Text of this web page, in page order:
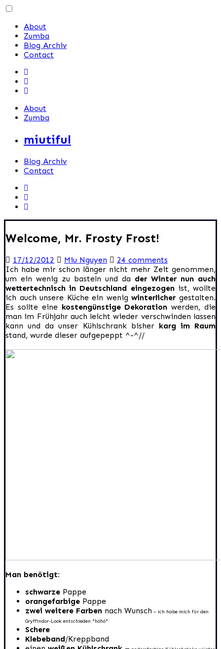
Skip
contentAbout
Zumba
Blog Archiv
Contact
About
Zumba
miutiful
Blog Archiv
Contact
Welcome, Mr. Frosty Frost!
17/12/2012 Miu Nguyen
24 comments
Ich habe mir schon länger nicht mehr Zeit genommen,
um ein wenig zu basteln und da der Winter nun auch
wettertechnisch in Deutschland eingezogen ist, wollte
ich auch unsere Küche ein wenigwinterlicher gestalten.
Es sollte eine kostengünstige Dekoration werden, die
man im Frühjahr auch leicht wieder verschwinden lassen
kann und da unser Kühlschrank bisherkarg im Raum
stand, wurde dieser aufgepeppt ^-^//
Man benötigt:
schwarze Pappe
orangefarbige Pappe
zwei weitere Farben nach Wunsch – ich habe mich für den
Gryffindor-Look entschieden *höhö*
Schere
Klebeband/Kreppband